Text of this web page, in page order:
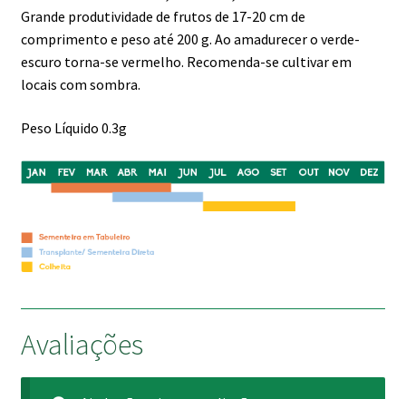
Grande produtividade de frutos de 17-20 cm de
comprimento e peso até 200 g. Ao amadurecer o verde-
escuro torna-se vermelho. Recomenda-se cultivar em
locais com sombra.
Peso Líquido 0.3g
Avaliações